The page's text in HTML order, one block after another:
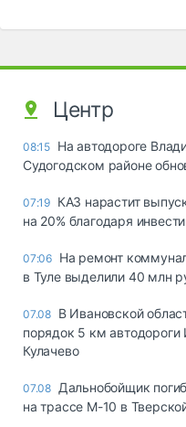
Центр
08:15 На автодороге
Судогодском районе
07:19 КАЗ нарастит
на 20% благодаря
07:06 На ремонт
в Туле выделили 40 млн
07.08 В Ивановской
порядок 5 км автодороги
Кулачево
07.08 Дальнобойщик
на трассе М-10 в